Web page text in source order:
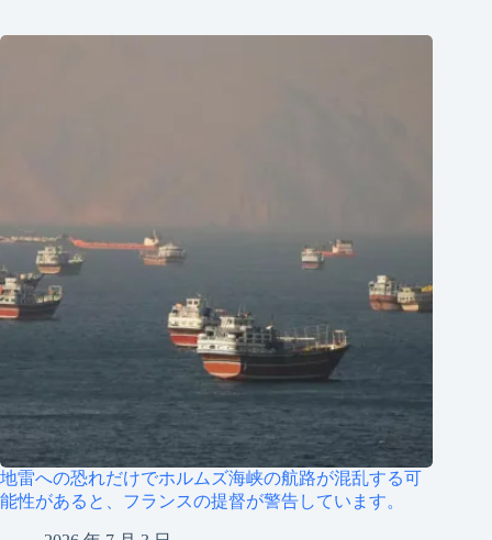
地雷への恐れだけでホルムズ海峡の航路が混乱する可
能性があると、フランスの提督が警告しています。